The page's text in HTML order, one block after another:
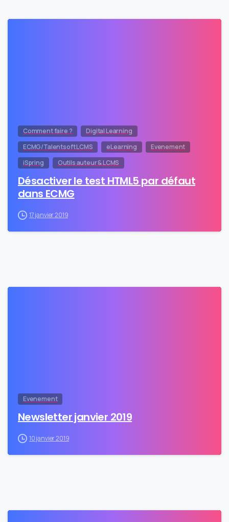
Comment faire ?
Digital Learning
ECMG/Talentsoft LCMS
eLearning
Evenement
iSpring
Outils auteur & LCMS
Désactiver le test HTML5 par défaut
dans ECMG
17 janvier 2019
Evenement
Newsletter janvier 2019
10 janvier 2019